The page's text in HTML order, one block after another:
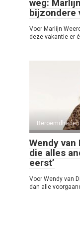
weg:
bijzondere
Voor Marlijn
deze vakantie er
Beroemdheden
Wendy
die alles
eerst’
Voor Wendy van
dan alle